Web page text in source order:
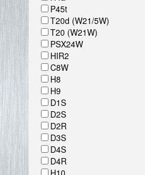
P45t
T20d (W21/5W)
T20 (W21W)
PSX24W
HIR2
C8W
H8
H9
D1S
D2S
D2R
D3S
D4S
D4R
H10